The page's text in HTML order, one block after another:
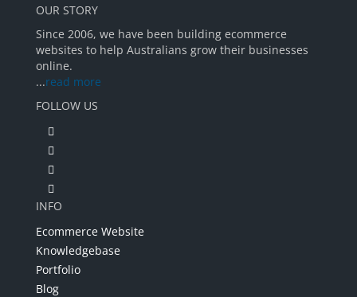
OUR STORY
Since 2006, we have been building ecommerce
websites to help Australians grow their businesses
online.
...read more
FOLLOW US
INFO
Ecommerce Website
Knowledgebase
Portfolio
Blog